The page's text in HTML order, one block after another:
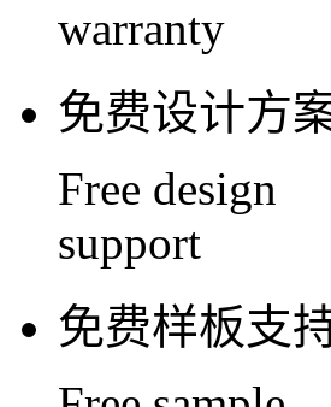
warranty
免费设计方
Free design
support
免费样板支